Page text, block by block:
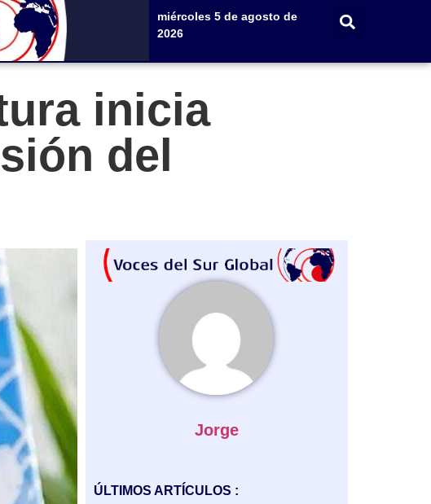
miércoles 5 de agosto de
2026
inicia
del
Jorge
ÚLTIMOS ARTÍCULOS :